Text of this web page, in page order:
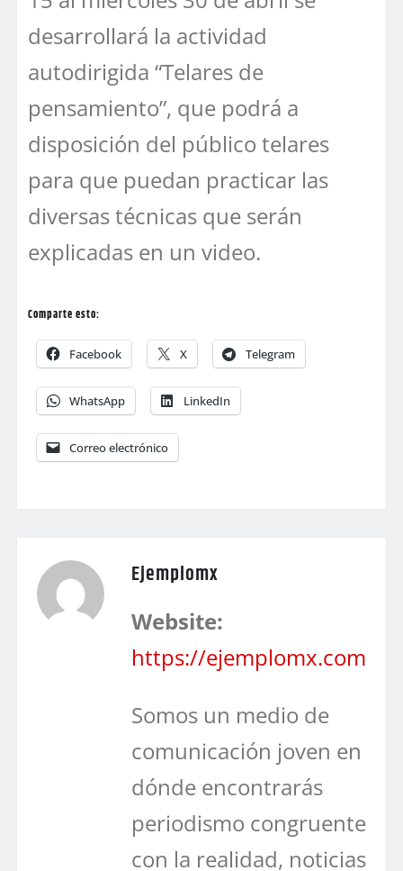
desarrollará la actividad
autodirigida “Telares de
pensamiento”, que podrá a
disposición del público telares
para que puedan practicar las
diversas técnicas que serán
explicadas en un video.
Comparte esto:
Facebook X Telegram
WhatsApp LinkedIn
Correo electrónico
Ejemplomx
Website:
https://ejemplomx.com
Somos un medio de
comunicación joven en
dónde encontrarás
periodismo congruente
con la realidad, noticias